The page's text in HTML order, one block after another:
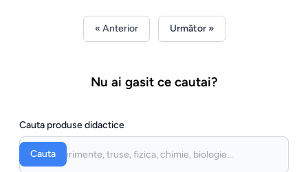
« Anterior Următor »
Nu ai gasit ce cautai?
Cauta produse didactice
Cauta